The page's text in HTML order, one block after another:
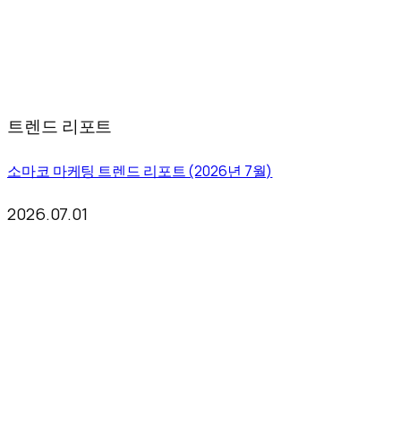
트렌드 리포트
소마코 마케팅 트렌드 리포트 (2026년 7월)
2026.07.01